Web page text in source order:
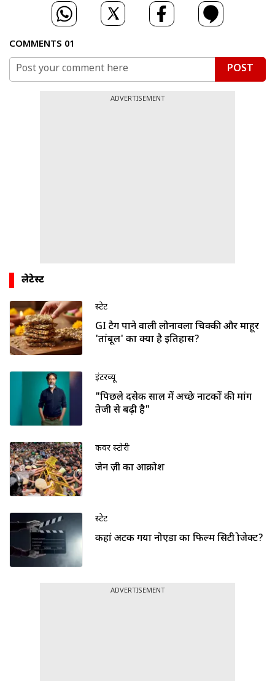
COMMENTS 01
POST
ADVERTISEMENT
लेटेस्ट
स्टेट
GI टैग पाने वाली लोनावला चिक्की और माहूर
'तांबूल' का क्या है इतिहास?
इंटरव्यू
"पिछले दसेक साल में अच्छे नाटकों की मांग
तेजी से बढ़ी है"
कवर स्टोरी
जेन ज़ी का आक्रोश
स्टेट
कहां अटक गया नोएडा का फिल्म सिटी प्रोजेक्ट?
ADVERTISEMENT